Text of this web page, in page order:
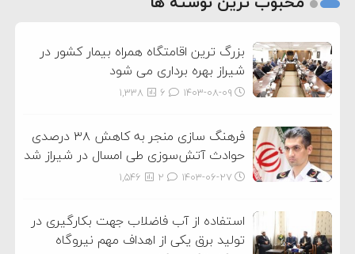
بزرگ ترین اقامتگاه همراه بیمار کشور در
شیراز بهره برداری می شود
۱۴۰۳-۰۸-۰۹ 1,338
فرهنگ سازی منجر به کاهش ۳۸ درصدی
حوادث آتش‌سوزی طی امسال در شیراز شد
۱۴۰۳-۰۶-۲۷ 1,546
استفاده از آب فاضلاب جهت بکارگیری در
تولید برق یکی از اهداف مهم نیروگاه